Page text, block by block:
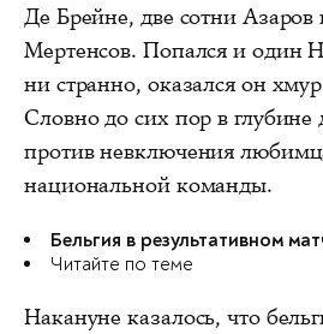
Де Брейне, две сотни
Мертенсов. Попался и один
ни странно, оказался он
Словно до сих пор в глубине
против невключения
национальной команды.
Бельгия в результативном
Читайте по теме
Накануне казалось, что